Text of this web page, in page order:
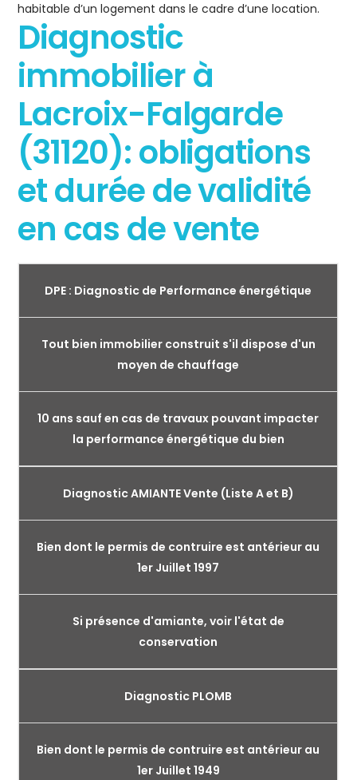
habitable d’un logement dans le cadre d’une location.
Diagnostic
immobilier à
Lacroix-Falgarde
(31120): obligations
et durée de validité
en cas de vente
DPE : Diagnostic de Performance énergétique
Tout bien immobilier construit s'il dispose d'un
moyen de chauffage
10 ans sauf en cas de travaux pouvant impacter
la performance énergétique du bien
Diagnostic AMIANTE Vente (Liste A et B)
Bien dont le permis de contruire est antérieur au
1er Juillet 1997
Si présence d'amiante, voir l'état de
conservation
Diagnostic PLOMB
Bien dont le permis de contruire est antérieur au
1er Juillet 1949